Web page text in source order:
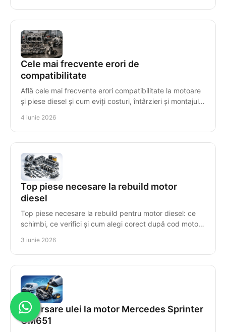
Cele mai frecvente erori de
compatibilitate
Află cele mai frecvente erori compatibilitate la motoare
și piese diesel și cum eviți costuri, întârzieri și montajul
4 iunie 2026
Top piese necesare la rebuild motor
diesel
Top piese necesare la rebuild pentru motor diesel: ce
schimbi, ce verifici și cum alegi corect după cod motor
3 iunie 2026
Amorsare ulei la motor Mercedes Sprinter
OM651